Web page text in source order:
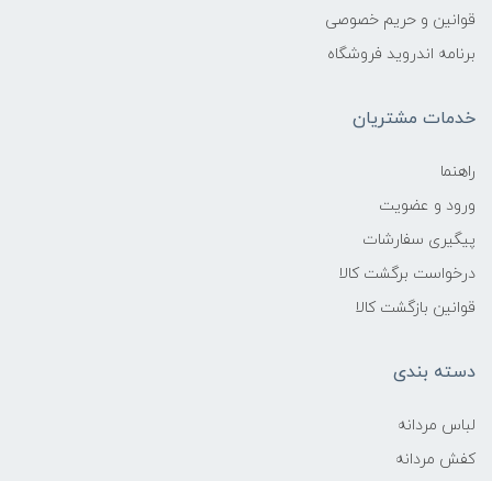
قوانین و حریم خصوصی
برنامه اندروید فروشگاه
خدمات مشتریان
راهنما
ورود و عضویت
پیگیری سفارشات
درخواست برگشت کالا
قوانین بازگشت کالا
دسته بندی
لباس مردانه
کفش مردانه